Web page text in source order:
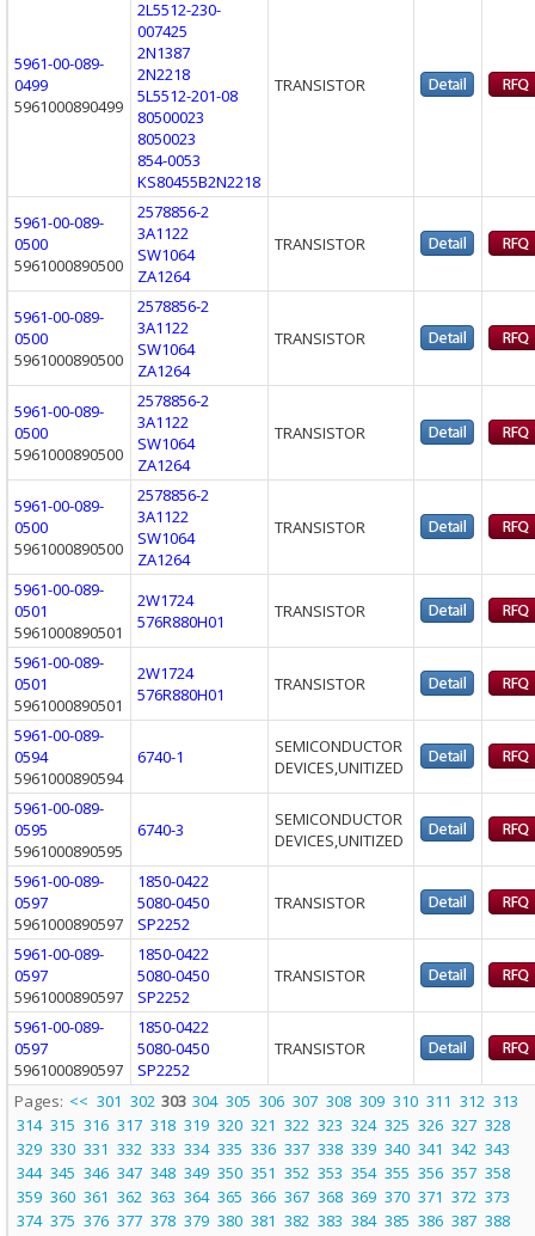
5961-00-089-
0499
5961000890499
2L5512-230-
007425
2N1387
2N2218
5L5512-201-08
80500023
8050023
854-0053
KS80455B2N2218
TRANSISTOR
5961-00-089-
0500
5961000890500
2578856-2
3A1122
SW1064
ZA1264
TRANSISTOR
5961-00-089-
0500
5961000890500
2578856-2
3A1122
SW1064
ZA1264
TRANSISTOR
5961-00-089-
0500
5961000890500
2578856-2
3A1122
SW1064
ZA1264
TRANSISTOR
5961-00-089-
0500
5961000890500
2578856-2
3A1122
SW1064
ZA1264
TRANSISTOR
5961-00-089-
0501
5961000890501
2W1724
576R880H01
TRANSISTOR
5961-00-089-
0501
5961000890501
2W1724
576R880H01
TRANSISTOR
5961-00-089-
0594
5961000890594
6740-1
SEMICONDUCTOR
DEVICES,UNITIZED
5961-00-089-
0595
5961000890595
6740-3
SEMICONDUCTOR
DEVICES,UNITIZED
5961-00-089-
0597
5961000890597
1850-0422
5080-0450
SP2252
TRANSISTOR
5961-00-089-
0597
5961000890597
1850-0422
5080-0450
SP2252
TRANSISTOR
5961-00-089-
0597
5961000890597
1850-0422
5080-0450
SP2252
TRANSISTOR
Pages: << 301 302 303 304 305 306 307 308 309 310 311 312 313
314 315 316 317 318 319 320 321 322 323 324 325 326 327 328
329 330 331 332 333 334 335 336 337 338 339 340 341 342 343
344 345 346 347 348 349 350 351 352 353 354 355 356 357 358
359 360 361 362 363 364 365 366 367 368 369 370 371 372 373
374 375 376 377 378 379 380 381 382 383 384 385 386 387 388